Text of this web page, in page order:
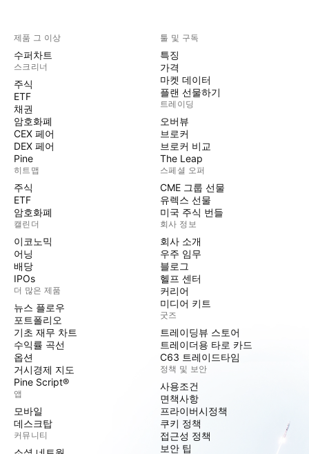
제품 그 이상
수퍼차트
스크리너
주식
ETF
채권
암호화폐
CEX 페어
DEX 페어
Pine
히트맵
주식
ETF
암호화폐
캘린더
이코노믹
어닝
배당
IPOs
더 많은 제품
뉴스 플로우
포트폴리오
기초 재무 차트
수익률 곡선
옵션
거시경제 지도
Pine Script®
앱
모바일
데스크탑
커뮤니티
툴 및 구독
특징
가격
마켓 데이터
플랜 선물하기
트레이딩
오버뷰
브로커
브로커 비교
The Leap
스페셜 오퍼
CME 그룹 선물
유렉스 선물
미국 주식 번들
회사 정보
회사 소개
우주 임무
블로그
헬프 센터
커리어
미디어 키트
굿즈
트레이딩뷰 스토어
트레이더용 타로 카드
C63 트레이드타임
정책 및 보안
사용조건
면책사항
프라이버시정책
쿠키 정책
접근성 정책
보안 팁